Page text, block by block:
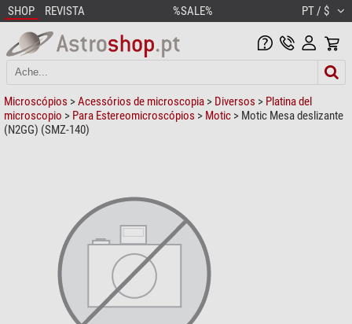
SHOP REVISTA %SALE% PT / $
Microscópios >Acessórios de microscopia > Diversos > Platina del
microscopio > Para Estereomicroscópios > Motic > Motic Mesa deslizante
(N2GG) (SMZ-140)